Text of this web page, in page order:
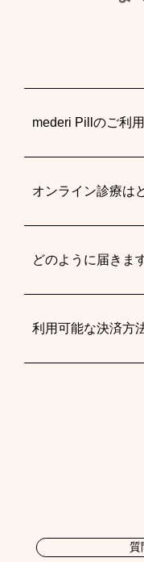
mederi Pillのご利
オンライン診療は
どのように届きま
利用可能な決済方
質